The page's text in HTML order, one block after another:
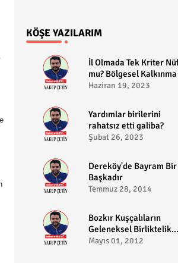
KÖŞE YAZILARIM
​İl Olmada Tek Kriter
mu? Bölgesel
Bozkır il olabilir?
Haziran 19, 2023
​Yardımlar birilerini
rahatsız etti galiba?
Şubat 26, 2023
Dereköy'de Bayram Bir
Başkadır
Temmuz 28, 2014
Bozkır Kuşçalıların
Geleneksel Birliktelik
Pikniği
Mayıs 01, 2012